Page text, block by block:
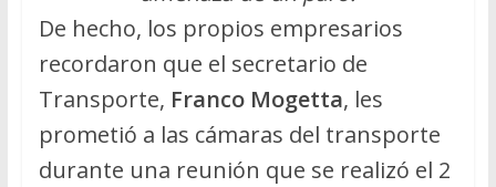
De hecho, los propios empresarios
recordaron que el secretario de
Transporte, Franco Mogetta, les
prometió a las cámaras del transporte
durante una reunión que se realizó el 2